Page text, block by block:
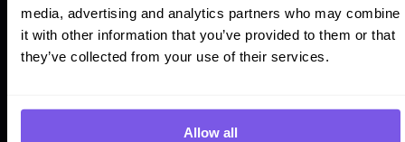
media, advertising and analytics partners who may combine
it with other information that you’ve provided to them or that
they’ve collected from your use of their services.
Allow all
Aktivitäten zu erhalten.
Salesforce und RevenueCloud verändern die
Prognoselandschaft für SaaS-Unternehmen, indem
bieten, um den sich entwickelnden Anforderungen
an prädiktive Analysen gerecht zu werden.